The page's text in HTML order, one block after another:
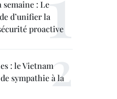
semaine : Le
d’unifier la
proactive
: le Vietnam
sympathie à la